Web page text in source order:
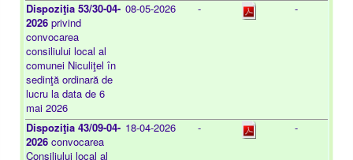
Dispoziţia 53/30-04-
2026 privind
convocarea
consiliului local al
comunei Niculiţel în
sedinţă ordinară de
lucru la data de 6
mai 2026
08-05-2026 - -
Dispoziţia 43/09-04-
2026 convocarea
Consiliului local al
18-04-2026 - -